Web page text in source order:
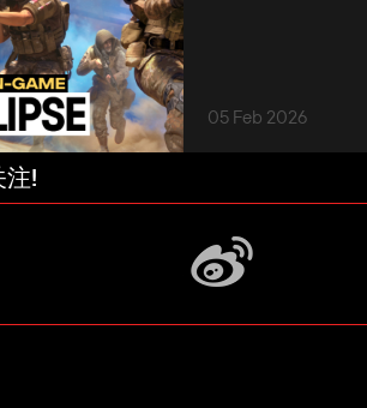
05 Feb 2026
注!